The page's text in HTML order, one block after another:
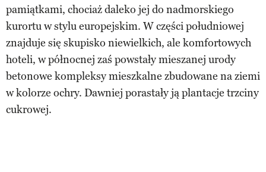
pamiątkami, chociaż daleko jej do nadmorskiego
kurortu w stylu europejskim. W części południowej
znajduje się skupisko niewielkich, ale komfortowych
hoteli, w północnej zaś powstały mieszanej urody
betonowe kompleksy mieszkalne zbudowane na ziemi
w kolorze ochry. Dawniej porastały ją plantacje trzciny
cukrowej.